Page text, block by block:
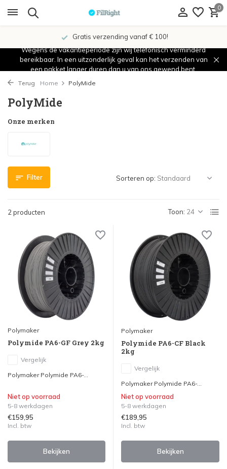
0
Gratis verzending vanaf € 100!
Wegens de vakantieperiode zijn wij telefonisch verminderd
bereikbaar. In een uitzonderlijk geval kan het verzenden van
een pakket langer duren dan u van ons gewend bent.
Terug Home PolyMide
PolyMide
Onze merken
Filter
2 producten Toon:
Sorteren op:
Polymaker
Polymide PA6-GF Grey 2kg
Vergelijk
Polymaker Polymide PA6-...
Niet op voorraad
5-8 werkdagen
€159,95
Incl. btw
Bekijken
Polymaker
Polymide PA6-CF Black
2kg
Vergelijk
Polymaker Polymide PA6-...
Niet op voorraad
5-8 werkdagen
€189,95
Incl. btw
Bekijken